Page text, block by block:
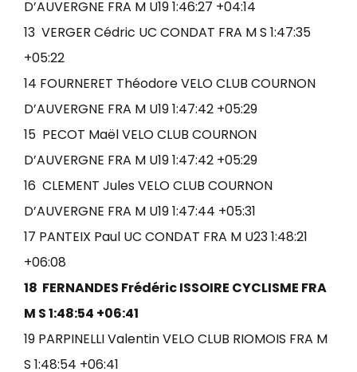
D’AUVERGNE FRA M U19 1:46:27 +04:14
13 VERGER Cédric UC CONDAT FRA M S 1:47:35
+05:22
14 FOURNERET Théodore VELO CLUB COURNON
D’AUVERGNE FRA M U19 1:47:42 +05:29
15 PECOT Maël VELO CLUB COURNON
D’AUVERGNE FRA M U19 1:47:42 +05:29
16 CLEMENT Jules VELO CLUB COURNON
D’AUVERGNE FRA M U19 1:47:44 +05:31
17 PANTEIX Paul UC CONDAT FRA M U23 1:48:21
+06:08
18 FERNANDES Frédéric ISSOIRE CYCLISME FRA
M S 1:48:54 +06:41
19 PARPINELLI Valentin VELO CLUB RIOMOIS FRA M
S 1:48:54 +06:41